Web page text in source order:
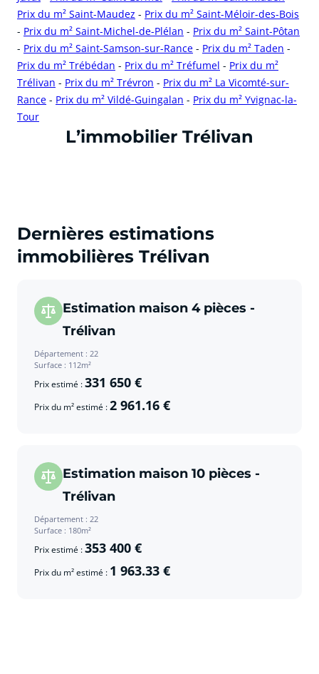
Prix du m² Saint-Maudez - Prix du m² Saint-Méloir-des-Bois
- Prix du m² Saint-Michel-de-Plélan - Prix du m² Saint-Pôtan
- Prix du m² Saint-Samson-sur-Rance - Prix du m² Taden -
Prix du m² Trébédan - Prix du m² Tréfumel - Prix du m²
Trélivan - Prix du m² Trévron - Prix du m² La Vicomté-sur-
Rance - Prix du m² Vildé-Guingalan - Prix du m² Yvignac-la-
Tour
cliquer pour afficher plus du text
L’immobilier Trélivan
Dernières estimations
immobilières Trélivan
Estimation maison 4 pièces -
Trélivan
Département : 22
Surface : 112m²
Prix estimé :331 650 €
Prix du m² estimé :2 961.16 €
Estimation maison 10 pièces -
Trélivan
Département : 22
Surface : 180m²
Prix estimé :353 400 €
Prix du m² estimé : 1 963.33 €